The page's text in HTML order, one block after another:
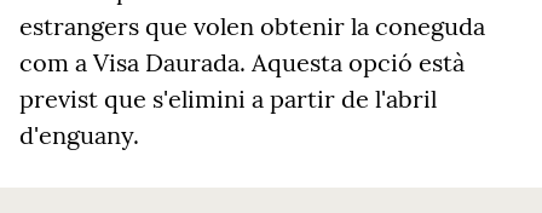
estrangers que volen obtenir la coneguda
com a Visa Daurada. Aquesta opció està
previst que s'elimini a partir de l'abril
d'enguany.